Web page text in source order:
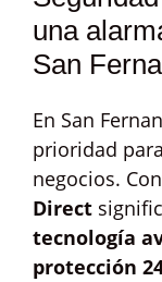
una
San
En San
prioridad
negocios.
Direct
tecnología
protección